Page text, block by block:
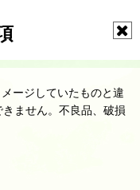
ージしていたものと違
ません。不良品、破損